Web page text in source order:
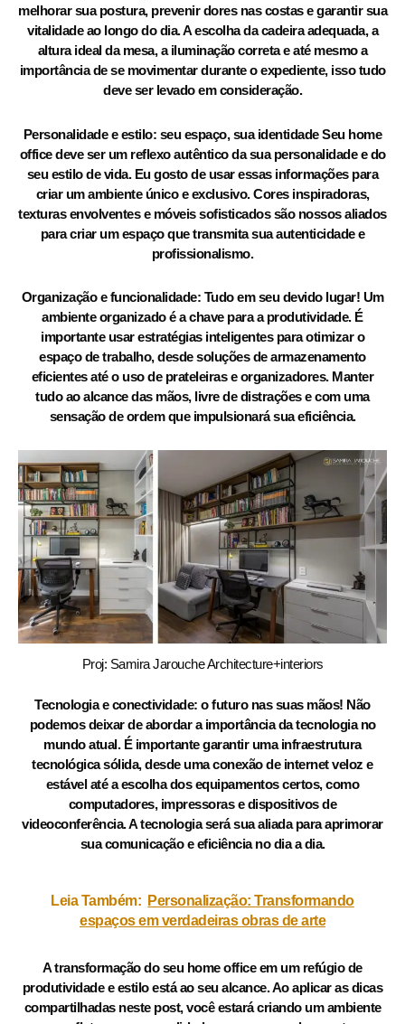
melhorar sua postura, prevenir dores nas costas e garantir sua
vitalidade ao longo do dia. A escolha da cadeira adequada, a
altura ideal da mesa, a iluminação correta e até mesmo a
importância de se movimentar durante o expediente, isso tudo
deve ser levado em consideração.
Personalidade e estilo: seu espaço, sua identidade Seu home
office deve ser um reflexo autêntico da sua personalidade e do
seu estilo de vida. Eu gosto de usar essas informações para
criar um ambiente único e exclusivo. Cores inspiradoras,
texturas envolventes e móveis sofisticados são nossos aliados
para criar um espaço que transmita sua autenticidade e
profissionalismo.
Organização e funcionalidade: Tudo em seu devido lugar! Um
ambiente organizado é a chave para a produtividade. É
importante usar estratégias inteligentes para otimizar o
espaço de trabalho, desde soluções de armazenamento
eficientes até o uso de prateleiras e organizadores. Manter
tudo ao alcance das mãos, livre de distrações e com uma
sensação de ordem que impulsionará sua eficiência.
Proj: Samira Jarouche Architecture+interiors
Tecnologia e conectividade: o futuro nas suas mãos! Não
podemos deixar de abordar a importância da tecnologia no
mundo atual. É importante garantir uma infraestrutura
tecnológica sólida, desde uma conexão de internet veloz e
estável até a escolha dos equipamentos certos, como
computadores, impressoras e dispositivos de
videoconferência. A tecnologia será sua aliada para aprimorar
sua comunicação e eficiência no dia a dia.
Leia Também: Personalização: Transformando
espaços em verdadeiras obras de arte
A transformação do seu home office em um refúgio de
produtividade e estilo está ao seu alcance. Ao aplicar as dicas
compartilhadas neste post, você estará criando um ambiente